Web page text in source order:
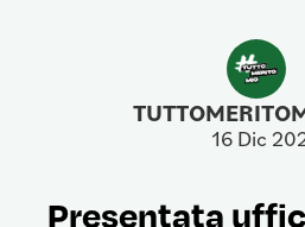
16 Dic
Presentata